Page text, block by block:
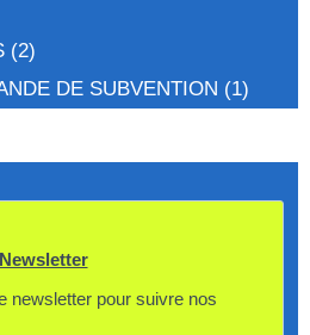
(2)
DE SUBVENTION (1)
Newsletter
newsletter pour suivre nos